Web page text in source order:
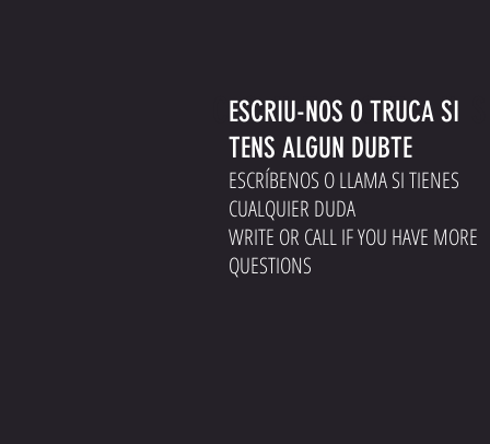
CONTACT US
ESCRIU-NOS O TRUCA SI
TENS ALGUN DUBTE
ESCRÍBENOS O LLAMA SI TIENES
CUALQUIER DUDA
WRITE OR CALL IF YOU HAVE MORE
QUESTIONS